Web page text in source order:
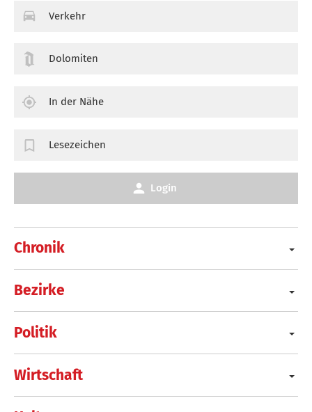
Chronik
Bezirke
Politik
Wirtschaft
Verkehr
Dolomiten
In der Nähe
Lesezeichen
Login